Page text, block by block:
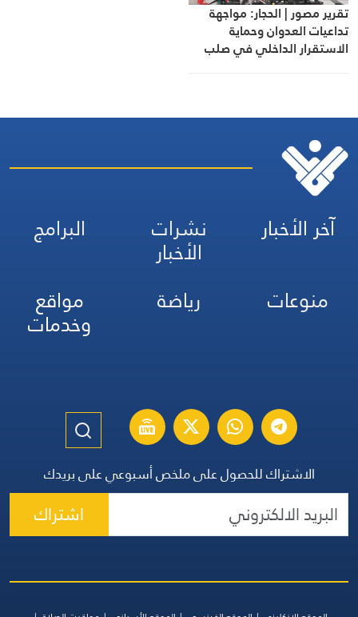
تقرير مصور | الحجار: مواجهة
تداعيات العدوان وحماية
الاستقرار الداخلي في صلب
آخر الأخبار نشرات
الأخبار
البرامج
منوعات
رياضة مواقع
وخدمات
الاشتراك للحصول على ملخص أسبوعي على بريدك
اشتراك